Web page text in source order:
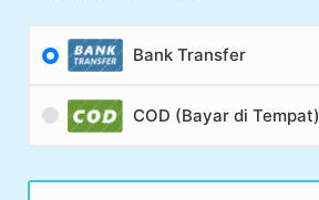
Bank Transfer
COD (Bayar di Tempat)